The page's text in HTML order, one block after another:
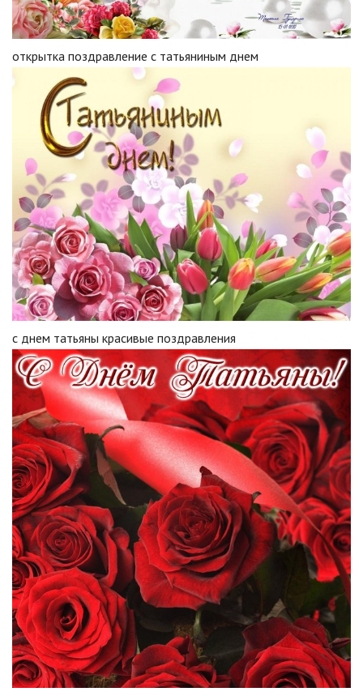
открытка поздравление с татьяниным днем
с днем татьяны красивые поздравления